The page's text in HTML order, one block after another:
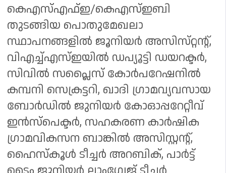
കെഎസ്എഫ്ഇ/കെഎസ്ഇബി
തുടങ്ങിയ പൊതുമേഖലാ
സ്ഥാപനങ്ങളിൽ ജൂനിയർ അസിസ്‌റ്റൻ്റ്,
വിഎച്ച്എസ്ഇയിൽ ഡപ്യൂട്ടി ഡയറക്ട‌ർ,
സിവിൽ സപ്ലൈസ് കോർപറേഷനിൽ
കമ്പനി സെക്രട്ടറി, ഖാദി ഗ്രാമവ്യവസായ
ബോർഡിൽ ജുനിയർ കോഓപ്പറേറ്റീവ്
ഇൻസ്പെക്ടർ, സഹകരണ കാർഷിക
ഗ്രാമവികസന ബാങ്കിൽ അസിസ്റ്റന്റ്,
ഹൈസ്‌കൂൾ ടീച്ചർ അറബിക്, പാർട്ട്